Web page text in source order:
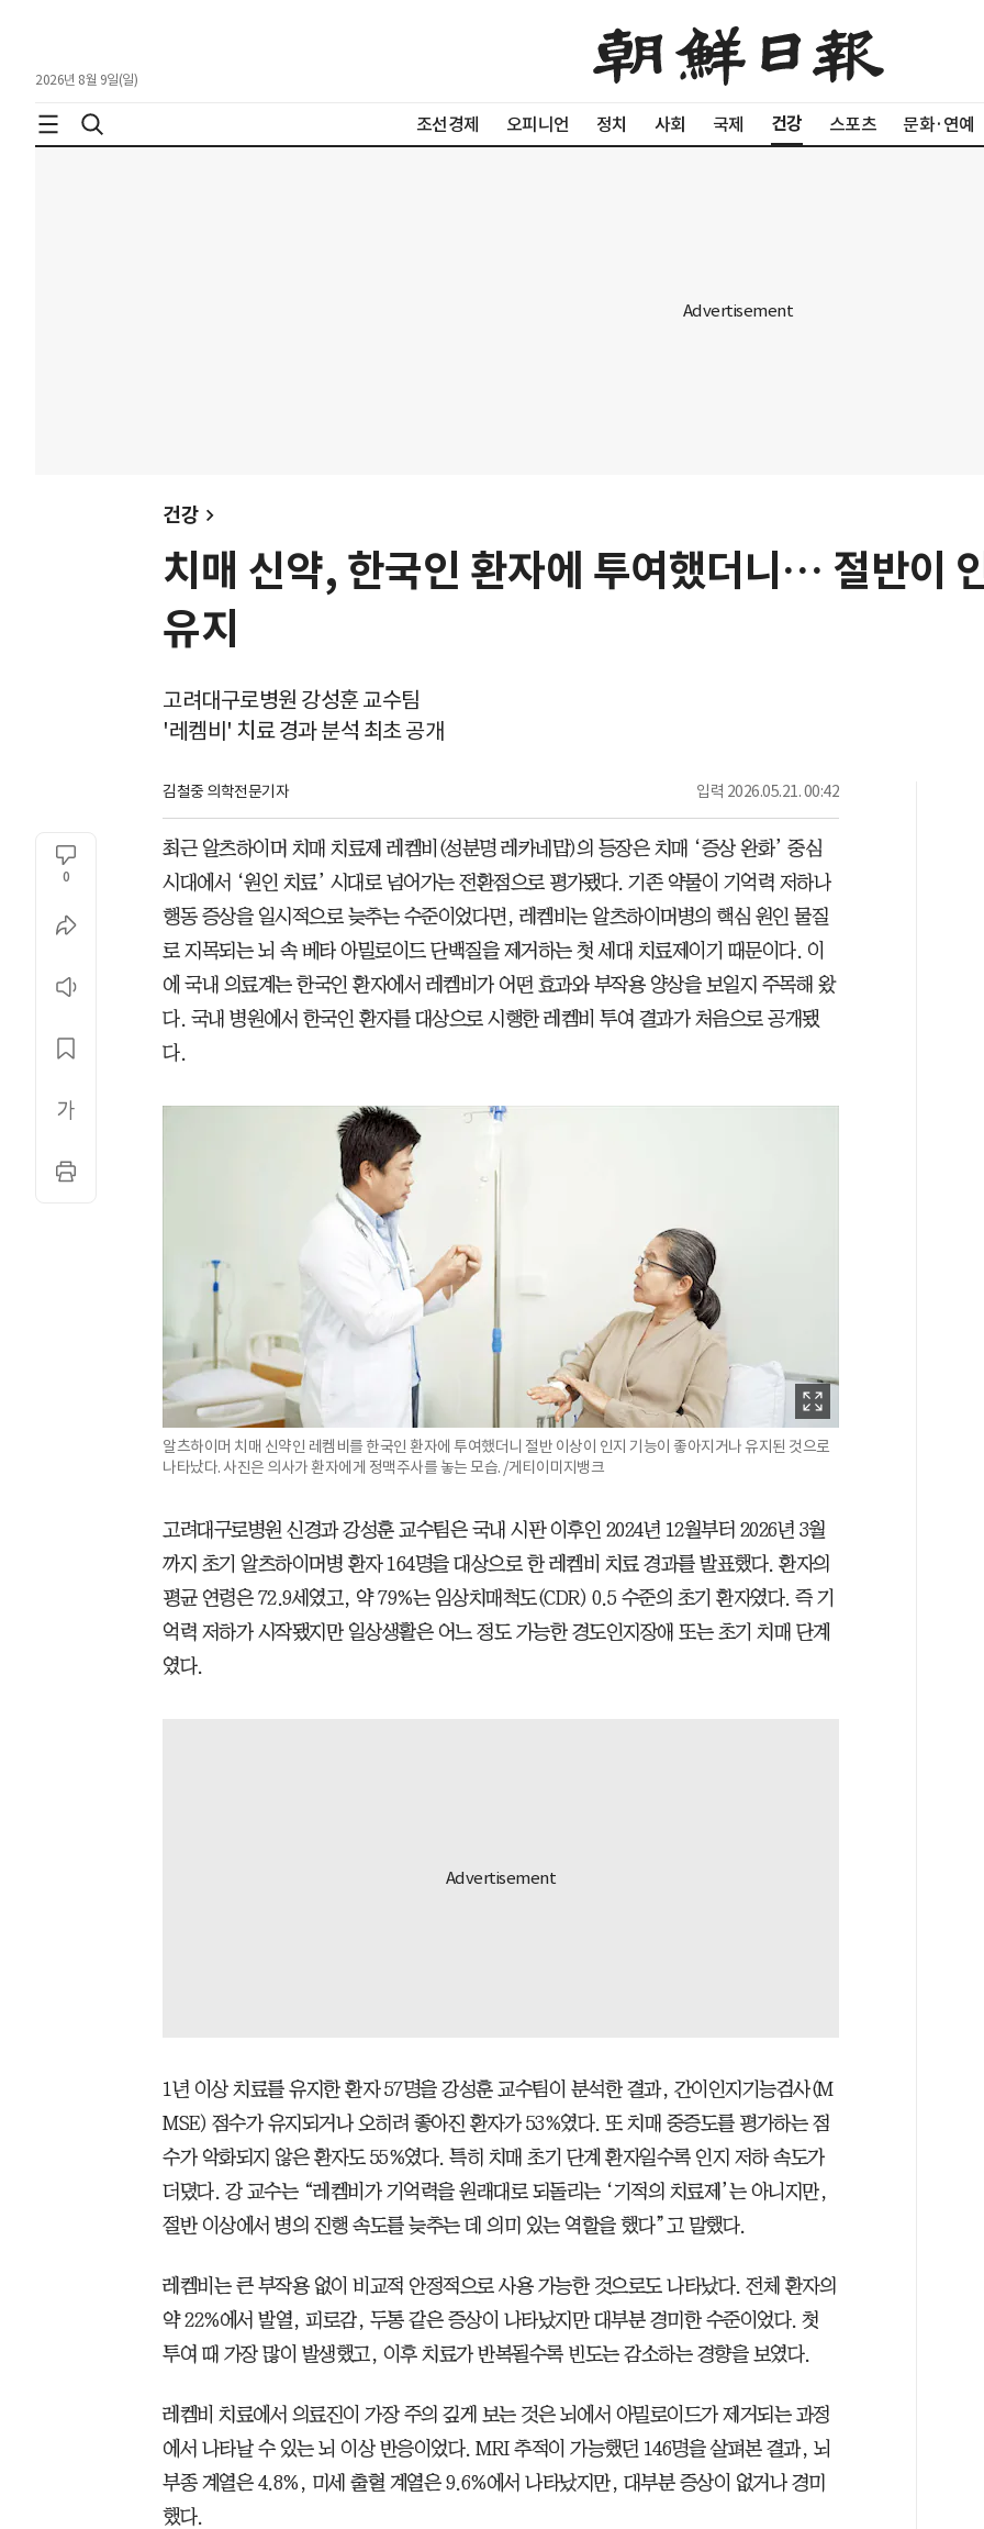
2026년 8월 9일(일)
조선경제 오피니언 정치 사회 국제 건강 스포츠 문화·연예
건강
치매 신약, 한국인 환자에 투여했더니… 절반이
유지
고려대구로병원 강성훈 교수팀
'레켐비' 치료 경과 분석 최초 공개
김철중 의학전문기자 입력 2026.05.21. 00:42
0
최근 알츠하이머 치매 치료제 레켐비(성분명 레카네맙)의 등장은 치매 ‘증상 완화’ 중심
시대에서 ‘원인 치료’ 시대로 넘어가는 전환점으로 평가됐다. 기존 약물이 기억력 저하나
행동 증상을 일시적으로 늦추는 수준이었다면, 레켐비는 알츠하이머병의 핵심 원인 물질
로 지목되는 뇌 속 베타 아밀로이드 단백질을 제거하는 첫 세대 치료제이기 때문이다. 이
에 국내 의료계는 한국인 환자에서 레켐비가 어떤 효과와 부작용 양상을 보일지 주목해 왔
다. 국내 병원에서 한국인 환자를 대상으로 시행한 레켐비 투여 결과가 처음으로 공개됐
다.
알츠하이머 치매 신약인 레켐비를 한국인 환자에 투여했더니 절반 이상이 인지 기능이 좋아지거나 유지된 것으로
나타났다. 사진은 의사가 환자에게 정맥주사를 놓는 모습. /게티이미지뱅크
고려대구로병원 신경과 강성훈 교수팀은 국내 시판 이후인 2024년 12월부터 2026년 3월
까지 초기 알츠하이머병 환자 164명을 대상으로 한 레켐비 치료 경과를 발표했다. 환자의
평균 연령은 72.9세였고, 약 79%는 임상치매척도(CDR) 0.5 수준의 초기 환자였다. 즉 기
억력 저하가 시작됐지만 일상생활은 어느 정도 가능한 경도인지장애 또는 초기 치매 단계
였다.
1년 이상 치료를 유지한 환자 57명을 강성훈 교수팀이 분석한 결과, 간이인지기능검사(M
MSE) 점수가 유지되거나 오히려 좋아진 환자가 53%였다. 또 치매 중증도를 평가하는 점
수가 악화되지 않은 환자도 55%였다. 특히 치매 초기 단계 환자일수록 인지 저하 속도가
더뎠다. 강 교수는 “레켐비가 기억력을 원래대로 되돌리는 ‘기적의 치료제’는 아니지만,
절반 이상에서 병의 진행 속도를 늦추는 데 의미 있는 역할을 했다”고 말했다.
레켐비는 큰 부작용 없이 비교적 안정적으로 사용 가능한 것으로도 나타났다. 전체 환자의
약 22%에서 발열, 피로감, 두통 같은 증상이 나타났지만 대부분 경미한 수준이었다. 첫
투여 때 가장 많이 발생했고, 이후 치료가 반복될수록 빈도는 감소하는 경향을 보였다.
레켐비 치료에서 의료진이 가장 주의 깊게 보는 것은 뇌에서 아밀로이드가 제거되는 과정
에서 나타날 수 있는 뇌 이상 반응이었다. MRI 추적이 가능했던 146명을 살펴본 결과, 뇌
부종 계열은 4.8%, 미세 출혈 계열은 9.6%에서 나타났지만, 대부분 증상이 없거나 경미
했다.